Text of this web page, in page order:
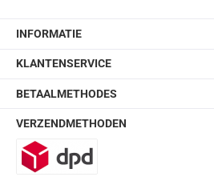
INFORMATIE
KLANTENSERVICE
BETAALMETHODES
VERZENDMETHODEN